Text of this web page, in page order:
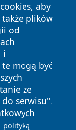
aby
także plików
od
i
te mogą być
ze
do serwisu",
polityką
prawa